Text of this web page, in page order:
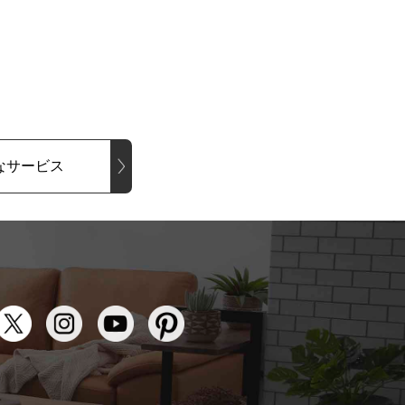
サービス